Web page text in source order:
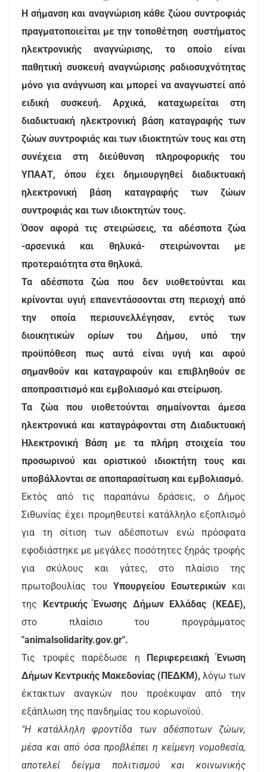
Η σήμανση και αναγνώριση κάθε ζώου συντροφιάς
πραγματοποιείται με την τοποθέτηση συστήματος
ηλεκτρονικής αναγνώρισης, το οποίο είναι
παθητική συσκευή αναγνώρισης ραδιοσυχνότητας
μόνο για ανάγνωση και μπορεί να αναγνωστεί από
ειδική συσκευή. Αρχικά, καταχωρείται στη
διαδικτυακή ηλεκτρονική βάση καταγραφής των
ζώων συντροφιάς και των ιδιοκτητών τους και στη
συνέχεια στη διεύθυνση πληροφορικής του
ΥΠΑΑΤ, όπου έχει δημιουργηθεί διαδικτυακή
ηλεκτρονική βάση καταγραφής των ζώων
συντροφιάς και των ιδιοκτητών τους.
Όσον αφορά τις στειρώσεις, τα αδέσποτα ζώα
-αρσενικά και θηλυκά- στειρώνονται με
προτεραιότητα στα θηλυκά.
Τα αδέσποτα ζώα που δεν υιοθετούνται και
κρίνονται υγιή επανεντάσσονται στη περιοχή από
την οποία περισυνελλέγησαν, εντός των
διοικητικών ορίων του Δήμου, υπό την
προϋπόθεση πως αυτά είναι υγιή και αφού
σημανθούν και καταγραφούν και επιβληθούν σε
αποπρασιτισμό και εμβολιασμό και στείρωση.
Τα ζώα που υιοθετούνται σημαίνονται άμεσα
ηλεκτρονικά και καταγράφονται στη Διαδικτυακή
Ηλεκτρονική Βάση με τα πλήρη στοιχεία του
προσωρινού και οριστικού ιδιοκτήτη τους και
υποβάλλονται σε αποπαρασίτωση και εμβολιασμό.
Εκτός από τις παραπάνω δράσεις, ο Δήμος
Σιθωνίας έχει προμηθευτεί κατάλληλο εξοπλισμό
για τη σίτιση των αδέσποτων ενώ πρόσφατα
εφοδιάστηκε με μεγάλες ποσότητες ξηράς τροφής
για σκύλους και γάτες, στο πλαίσιο της
πρωτοβουλίας του Υπουργείου Εσωτερικών και
της Κεντρικής Ένωσης Δήμων Ελλάδας (ΚΕΔΕ),
στο πλαίσιο του προγράμματος
"animalsolidarity.gov.gr".
Τις τροφές παρέδωσε η Περιφερειακή Ένωση
Δήμων Κεντρικής Μακεδονίας (ΠΕΔΚΜ), λόγω των
έκτακτων αναγκών που προέκυψαν από την
εξάπλωση της πανδημίας του κορωνοϊού.
"Η κατάλληλη φροντίδα των αδέσποτων ζώων,
μέσα και από όσα προβλέπει η κείμενη νομοθεσία,
αποτελεί δείγμα πολιτισμού και κοινωνικής